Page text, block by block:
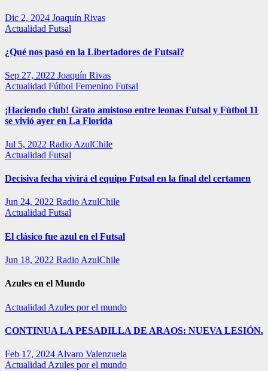
Dic 2, 2024 Joaquín Rivas
Actualidad Futsal
¿Qué nos pasó en la Libertadores de Futsal?
Sep 27, 2022 Joaquín Rivas
Actualidad Fútbol Femenino Futsal
¡Haciendo club! Grato amistoso entre leonas Futsal y Fútbol 11
se vivió ayer en La Florida
Jul 5, 2022 Radio AzulChile
Actualidad Futsal
Decisiva fecha vivirá el equipo Futsal en la final del certamen
Jun 24, 2022 Radio AzulChile
Actualidad Futsal
El clásico fue azul en el Futsal
Jun 18, 2022 Radio AzulChile
Azules en el Mundo
Actualidad Azules por el mundo
CONTINUA LA PESADILLA DE ARAOS: NUEVA LESIÓN.
Feb 17, 2024 Alvaro Valenzuela
Actualidad Azules por el mundo